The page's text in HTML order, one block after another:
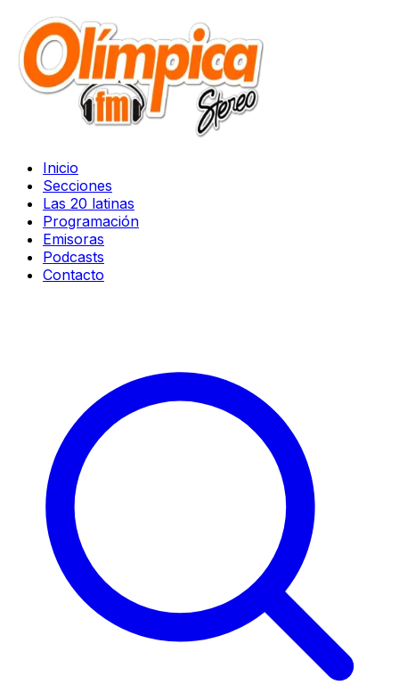
Inicio
Secciones
Las 20 latinas
Programación
Emisoras
Podcasts
Contacto